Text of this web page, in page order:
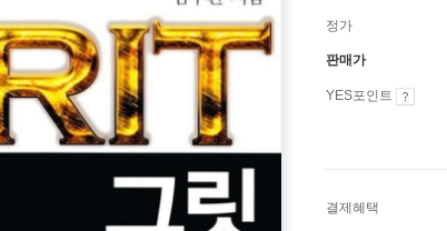
정가
판매가
YES포인트
결제혜택